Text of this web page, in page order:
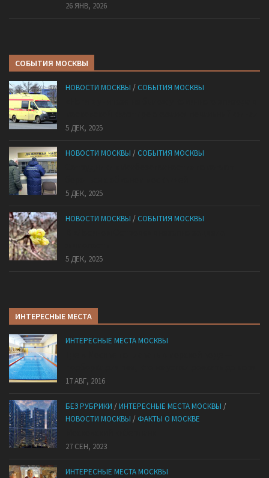
26 ЯНВ, 2026
СОБЫТИЯ МОСКВЫ
НОВОСТИ МОСКВЫ / СОБЫТИЯ МОСКВЫ
5 ДЕК, 2025
НОВОСТИ МОСКВЫ / СОБЫТИЯ МОСКВЫ
5 ДЕК, 2025
НОВОСТИ МОСКВЫ / СОБЫТИЯ МОСКВЫ
5 ДЕК, 2025
ИНТЕРЕСНЫЕ МЕСТА
ИНТЕРЕСНЫЕ МЕСТА МОСКВЫ
17 АВГ, 2016
БЕЗ РУБРИКИ /ИНТЕРЕСНЫЕ МЕСТА МОСКВЫ /
НОВОСТИ МОСКВЫ / ФАКТЫ О МОСКВЕ
27 СЕН, 2023
ИНТЕРЕСНЫЕ МЕСТА МОСКВЫ